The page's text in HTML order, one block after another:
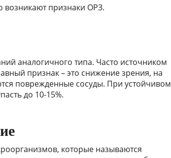
возникают признаки ОРЗ.
аналогичного типа. Часто источником
признак – это снижение зрения, на
поврежденные сосуды. При устойчивом
до 10-15%.
которые называются